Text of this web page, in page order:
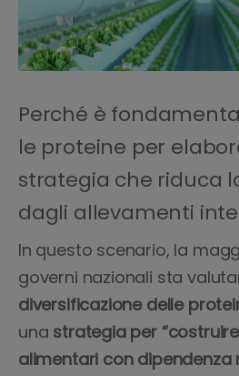
Perché è
le proteine per
strategia che riduca
dagli allevamenti
In questo scenario, la
governi nazionali sta
diversificazione delle
una strategia per
alimentari con